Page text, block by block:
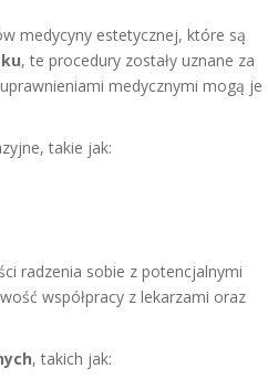
medycyny estetycznej, które są
, te procedury zostały uznane za
medycznymi mogą je
takie jak:
radzenia sobie z potencjalnymi
współpracy z lekarzami oraz
, takich jak: